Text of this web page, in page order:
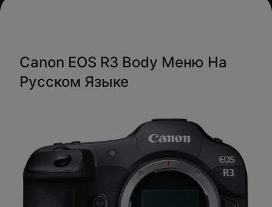
Canon EOS R3 Body Меню На
Русском Языке